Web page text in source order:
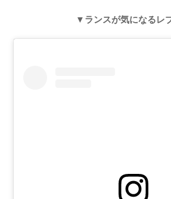
▼ランスが気になるレ